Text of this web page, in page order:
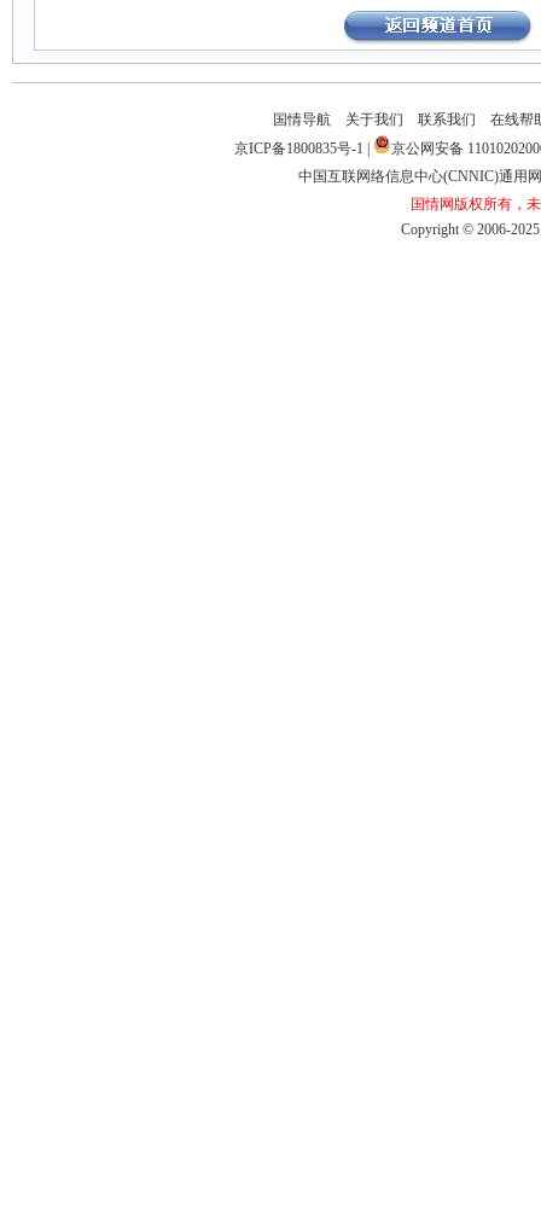
国情导航 关于我们 联系我们
在线帮
京ICP备1800835号-1
京公网安备
中国互联网络信息中心(CNNIC)通用
国情网版权所有，
Copyright©2006-